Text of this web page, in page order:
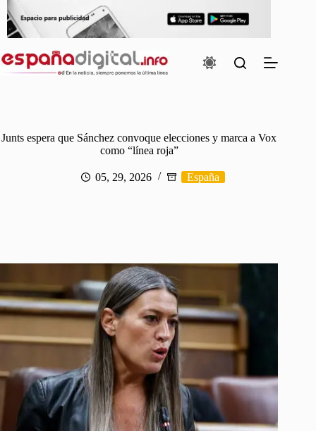
contenido
Junts espera que Sánchez convoque elecciones y marca a Vox
como “línea roja”
05, 29, 2026 España